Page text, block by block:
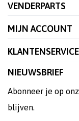
VENDERPARTS
MIJN ACCOUNT
KLANTENSERVICE
NIEUWSBRIEF
Abonneer je op
blijven.